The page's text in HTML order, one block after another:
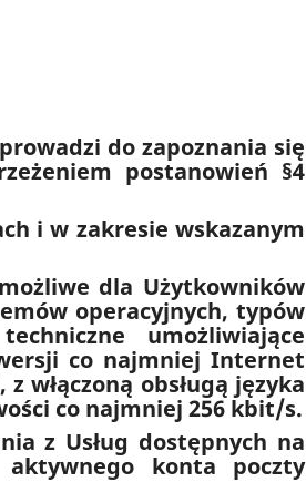
do zapoznania się
postanowień §4
i w zakresie wskazanym
dla Użytkowników
operacyjnych, typów
umożliwiające
co najmniej Internet
włączoną obsługą języka
co najmniej 256 kbit/s.
z Usług dostępnych na
konta poczty